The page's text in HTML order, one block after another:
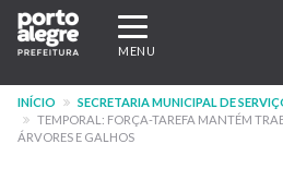
Pular
para
conteúdo
principal
Expandir/recolher
navegação
MENU
INÍCIO
SECRETARIA MUNICIPAL DE
TEMPORAL: FORÇA-TAREFA MANTÉM
ÁRVORES E GALHOS